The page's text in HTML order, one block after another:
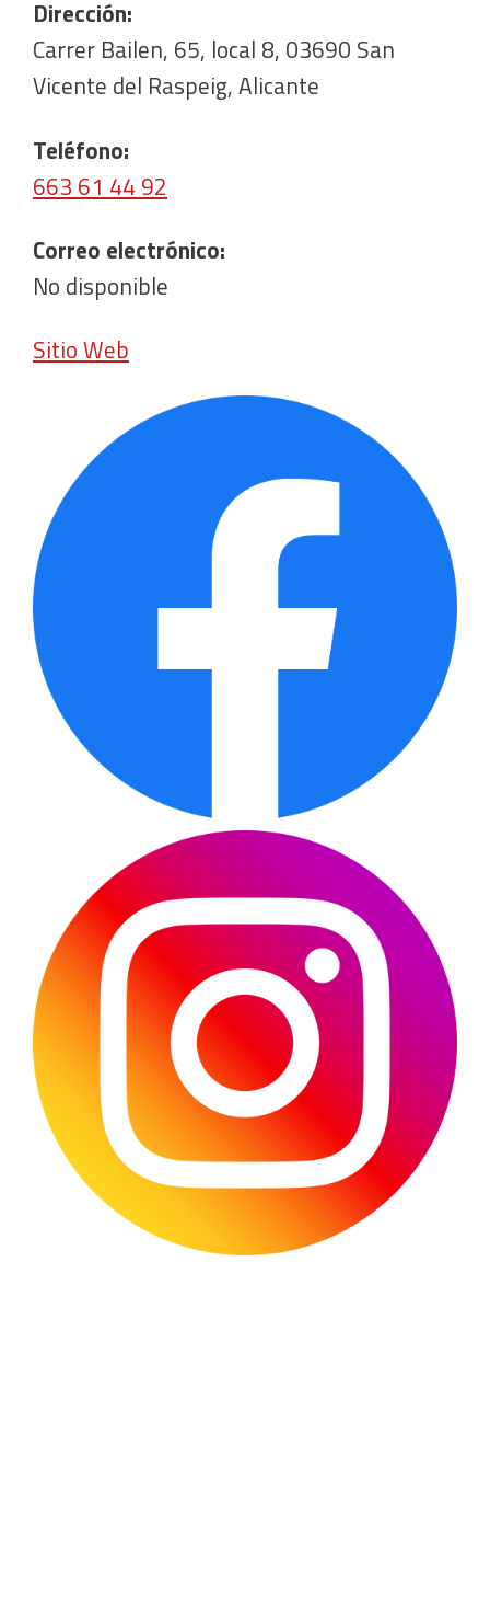
Dirección:
Carrer Bailen, 65, local 8, 03690 San
Vicente del Raspeig, Alicante
Teléfono:
663 61 44 92
Correo electrónico:
No disponible
Sitio Web